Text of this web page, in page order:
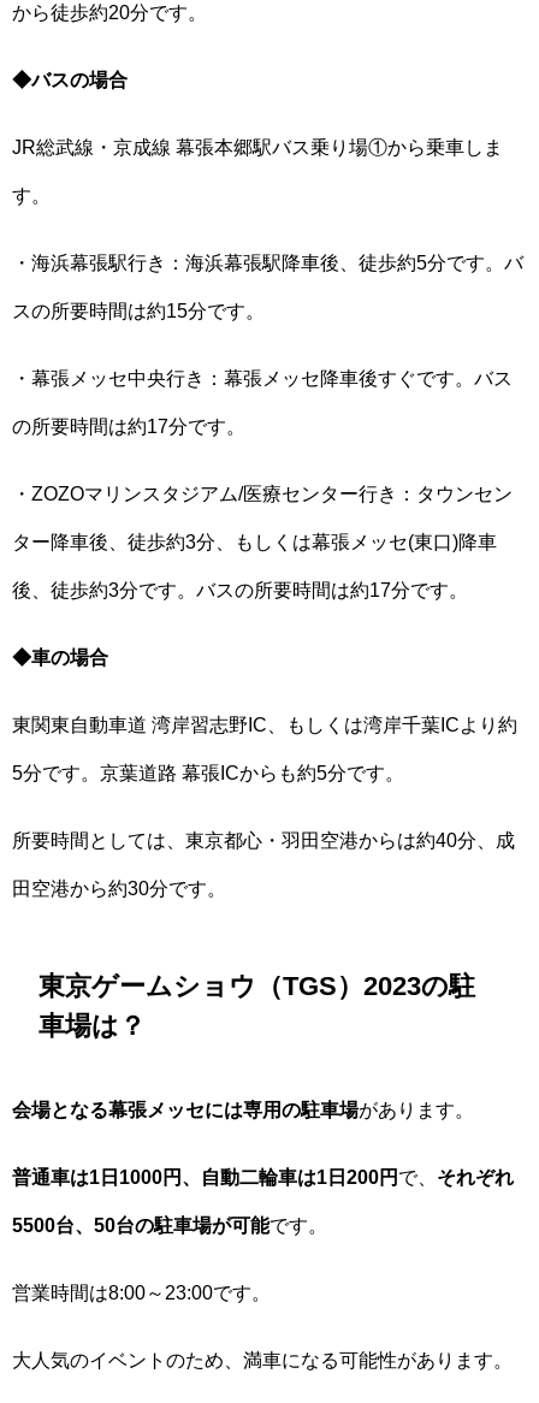
から徒歩約20分です。
◆バスの場合
JR総武線・京成線 幕張本郷駅バス乗り場①から乗車しま
す。
・海浜幕張駅行き：海浜幕張駅降車後、徒歩約5分です。バ
スの所要時間は約15分です。
・幕張メッセ中央行き：幕張メッセ降車後すぐです。バス
の所要時間は約17分です。
・ZOZOマリンスタジアム/医療センター行き：タウンセン
ター降車後、徒歩約3分、もしくは幕張メッセ(東口)降車
後、徒歩約3分です。バスの所要時間は約17分です。
◆車の場合
東関東自動車道 湾岸習志野IC、もしくは湾岸千葉ICより約
5分です。京葉道路 幕張ICからも約5分です。
所要時間としては、東京都心・羽田空港からは約40分、成
田空港から約30分です。
東京ゲームショウ（TGS）2023の駐
車場は？
会場となる幕張メッセには専用の駐車場があります。
普通車は1日1000円、自動二輪車は1日200円 で、 それぞれ
5500台、50台の駐車場が可能です。
営業時間は8:00～23:00です。
大人気のイベントのため、満車になる可能性があります。